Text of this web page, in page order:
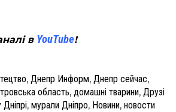
в YouTube!
, Днепр Информ, Днепр сейчас,
область, домашні тварини, Друзі
, мурали Дніпро, Новини, новости